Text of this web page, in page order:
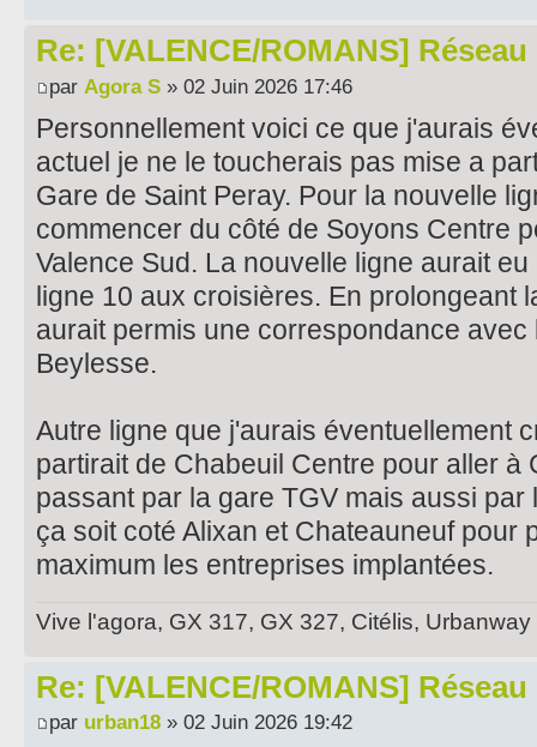
Re: [VALENCE/ROMANS] Réseau
par Agora S » 02 Juin 2026 17:46
Personnellement voici ce que j'aurais
actuel je ne le toucherais pas mise a
Gare de Saint Peray. Pour la nouvelle
commencer du côté de Soyons Centre
Valence Sud. La nouvelle ligne aurait
ligne 10 aux croisières. En prolongeant
aurait permis une correspondance
Beylesse.
Autre ligne que j'aurais éventuellement
partirait de Chabeuil Centre pour aller à
passant par la gare TGV mais aussi
ça soit coté Alixan et Chateauneuf pour
maximum les entreprises implantées.
Vive l'agora, GX 317, GX 327, Citélis, Urbanway
Re: [VALENCE/ROMANS] Réseau
par urban18 » 02 Juin 2026 19:42